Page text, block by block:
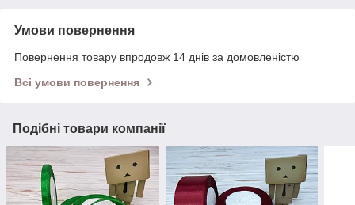
Умови повернення
Повернення товару впродовж 14 днів за домовленістю
Всі умови повернення
Подібні товари компанії